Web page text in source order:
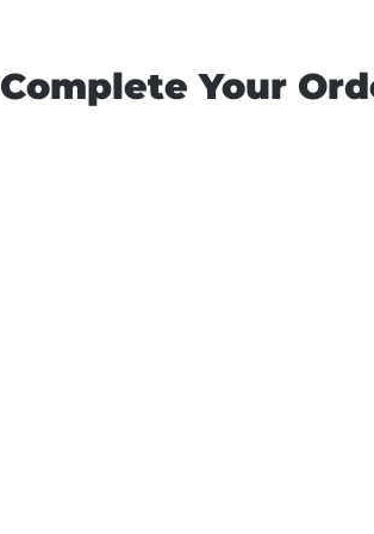
Complete Your